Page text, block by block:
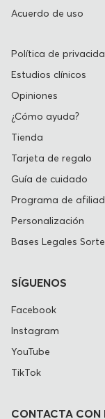
Acuerdo de uso
Política de
Estudios clínicos
Opiniones
¿Cómo ayuda?
Tienda
Tarjeta de regalo
Guía de cuidado
Programa de
Personalización
Bases Legales
SÍGUENOS
Facebook
Instagram
YouTube
TikTok
CONTACTA CON